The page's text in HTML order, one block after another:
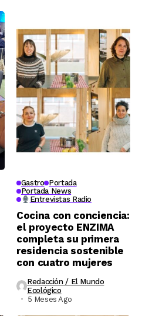
Gastro Portada
Portada News
Entrevistas Radio
Cocina con conciencia:
el proyecto ENZIMA
completa su primera
residencia sostenible
con cuatro mujeres
Redacción / El Mundo
Ecológico
5 Meses Ago